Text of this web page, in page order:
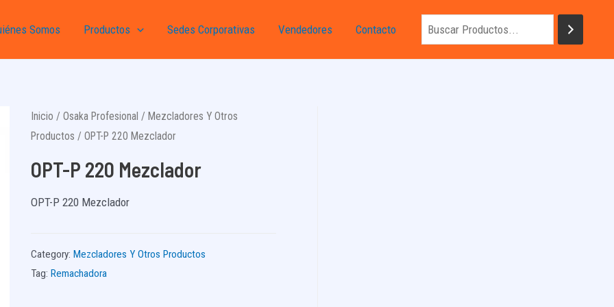
Somos Productos Sedes Corporativas Vendedores Contacto
Inicio / Osaka Profesional / Mezcladores Y Otros
Productos / OPT-P 220 Mezclador
OPT-P 220 Mezclador
OPT-P 220 Mezclador
Category: Mezcladores Y Otros Productos
Tag: Remachadora